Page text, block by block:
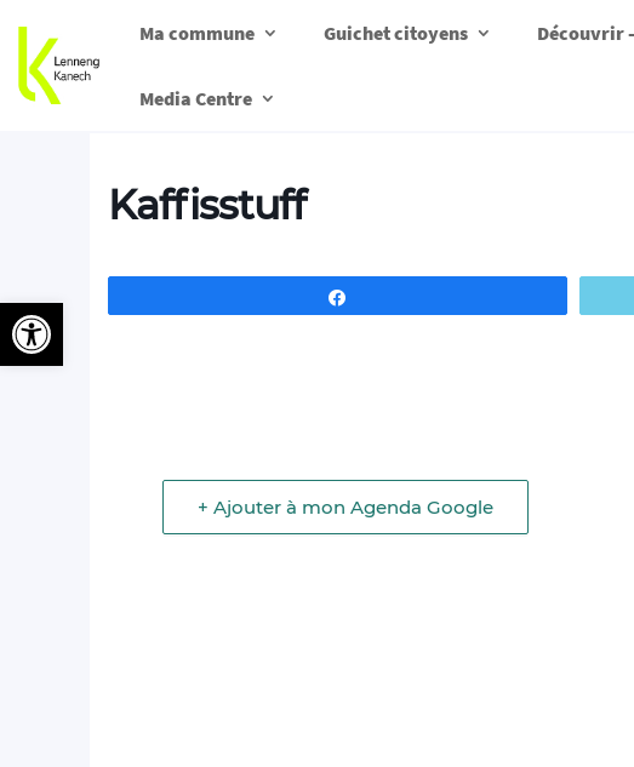
Ma commune Guichet citoyens Découvrir
Media Centre
Kaffisstuff
+ Ajouter à mon Agenda Google
Ouvrir la barre d’outils